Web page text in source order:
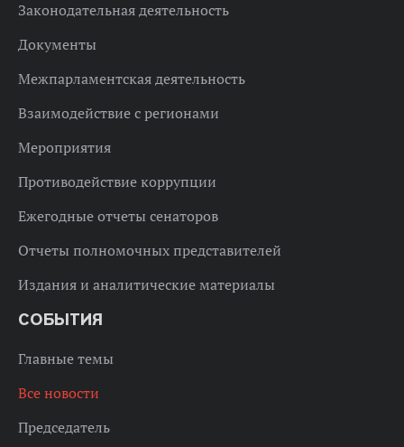
Законодательная деятельность
Документы
Межпарламентская деятельность
Взаимодействие с регионами
Мероприятия
Противодействие коррупции
Ежегодные отчеты сенаторов
Отчеты полномочных представителей
Издания и аналитические материалы
СОБЫТИЯ
Главные темы
Все новости
Председатель